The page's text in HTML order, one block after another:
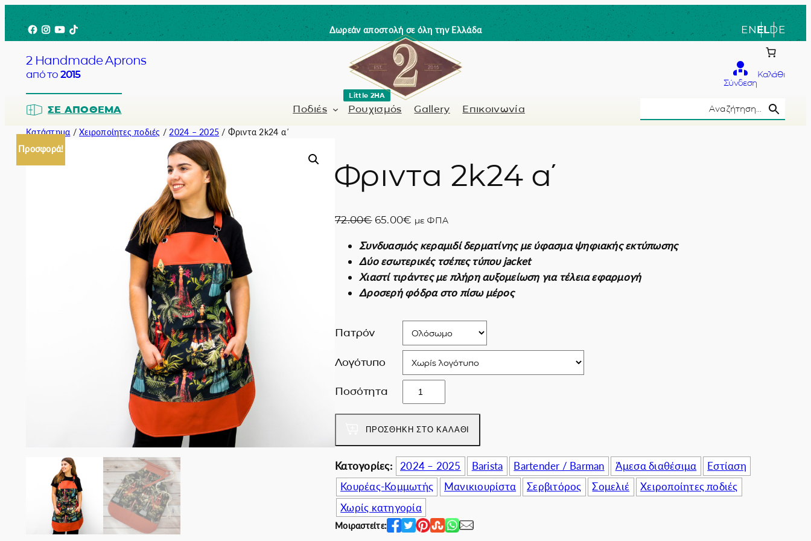
Μετάβαση
στο
περιεχόμενο
Facebook
Instagram
YouTube
TikTok Δωρεάν αποστολή σε όλη την Ελλάδα ENELDE
2 Handmade Aprons
από το 2015
Σύνδεση
Καλάθι
ΣΕ ΑΠΌΘΕΜΑ Ποδιές
Barista
Bartender / Barman
Σερβιτόρος
Σεφ
Σομελιέ
Κουρέας-Κομμωτής Γνήσιο δέρμα
Coffee Lovers
Εκπτωτικές για επιχειρήσεις
Ρουχισμός
Little 2HA
Gallery Επικοινωνία
Κατάστημα /Χειροποίητες ποδιές / 2024 – 2025 / Φριντα 2k24 α΄
Προσφορά!
Φριντα 2k24 α΄
72.00€ O
i
g
i
n
l
r
c
w
:
7
2
.
65.00€ Η
ρ
έ
χ
ο
σ
α
τ
ι
ή
ε
ν
α
ι
:
6
5
με ΦΠΑ
Συνδυασμός κεραμιδί δερματίνης με ύφασμα ψηφιακής εκτύπωσης
Δύο εσωτερικές τσέπες τύπου jacket
Χιαστί τιράντες με πλήρη αυξομείωση για τέλεια εφαρμογή
Δροσερή φόδρα στο πίσω μέρος
Πατρόν
Λογότυπο
Ποσότητα
ρ
ι
ν
τ
α
2
k
2
4
ΠΡΟΣΘΉΚΗ ΣΤΟ ΚΑΛΆΘΙ
Κατογορίες: 2024 – 2025 Barista Bartender / Barman Άμεσα διαθέσιμα
Εστίαση
Κουρέας-Κομμωτής
Μανικιουρίστα Σερβιτόρος Σομελιέ
Χειροποίητες ποδιές
Χωρίς κατηγορία
Μοιραστείτε: